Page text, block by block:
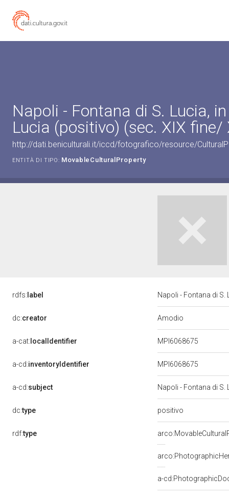
Napoli - Fontana di S. Lucia,
Lucia (positivo) (sec. XIX fine/
http://dati.beniculturali.it/iccd/fotografico/resource/
ENTITÀ DI TIPO: MovableCulturalProperty
rdfs: label Napoli - Fontana di
dc:creator Amodio
a-cat: localIdentifier MPI6068675
a-cd:inventoryIdentifier MPI6068675
a-cd:subject Napoli - Fontana di S.
dc:type positivo
rdf:type
a-